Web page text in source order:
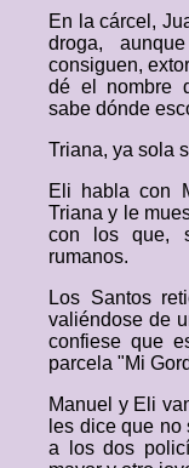
En la cárcel,
droga,
consiguen,
dé el nombre
sabe dónde
Triana, ya sola
Eli habla con
Triana y le
con los que,
rumanos.
Los Santos
valiéndose de
confiese que
parcela "Mi
Manuel y Eli
les dice que
a los dos